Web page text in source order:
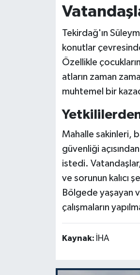
Tekirdağ'ın
konutlar
Özellikle
atların zaman
muhtemel bir
Mahalle sakinleri,
güvenliği
istedi.
ve sorunun kalıcı
Bölgede yaşayan
çalışmaların
Kaynak: İHA